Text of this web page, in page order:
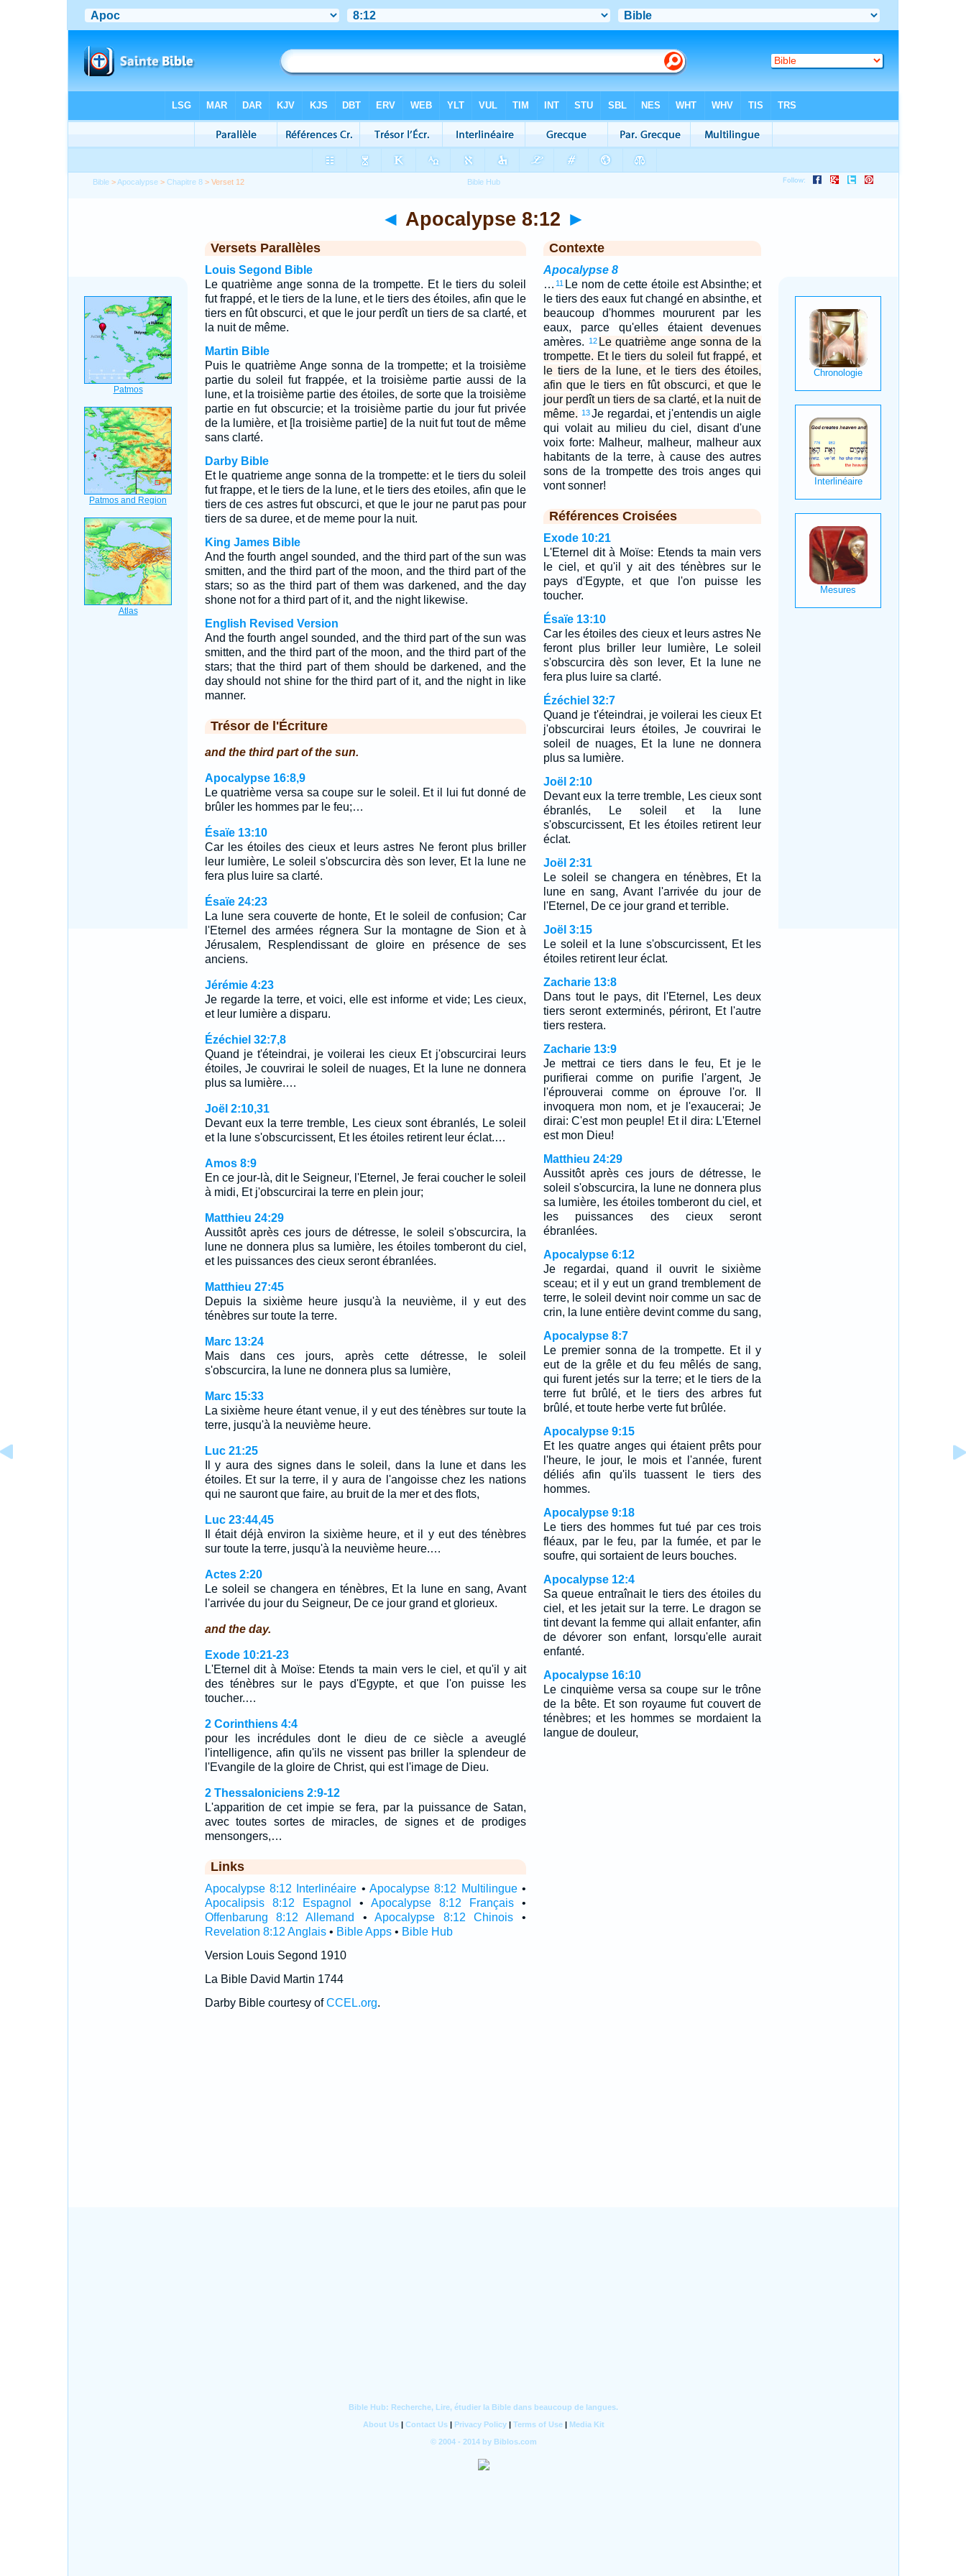
Bible >Apocalypse >Chapitre 8 > Verset 12
◄ Apocalypse 8:12 ►
Versets Parallèles
Louis Segond Bible
Le quatrième ange sonna de la trompette. Et le tiers du soleil
fut frappé, et le tiers de la lune, et le tiers des étoiles, afin que le
tiers en fût obscurci, et que le jour perdît un tiers de sa clarté, et
la nuit de même.
Martin Bible
Puis le quatrième Ange sonna de la trompette; et la troisième
partie du soleil fut frappée, et la troisième partie aussi de la
lune, et la troisième partie des étoiles, de sorte que la troisième
partie en fut obscurcie; et la troisième partie du jour fut privée
de la lumière, et [la troisième partie] de la nuit fut tout de même
sans clarté.
Darby Bible
Et le quatrieme ange sonna de la trompette: et le tiers du soleil
fut frappe, et le tiers de la lune, et le tiers des etoiles, afin que le
tiers de ces astres fut obscurci, et que le jour ne parut pas pour
tiers de sa duree, et de meme pour la nuit.
King James Bible
And the fourth angel sounded, and the third part of the sun was
smitten, and the third part of the moon, and the third part of the
stars; so as the third part of them was darkened, and the day
shone not for a third part of it, and the night likewise.
English Revised Version
And the fourth angel sounded, and the third part of the sun was
smitten, and the third part of the moon, and the third part of the
stars; that the third part of them should be darkened, and the
day should not shine for the third part of it, and the night in like
manner.
Trésor de l'Écriture
and the third part of the sun.
Apocalypse 16:8,9
Le quatrième versa sa coupe sur le soleil. Et il lui fut donné de
brûler les hommes par le feu;…
Ésaïe 13:10
Car les étoiles des cieux et leurs astres Ne feront plus briller
leur lumière, Le soleil s'obscurcira dès son lever, Et la lune ne
fera plus luire sa clarté.
Ésaïe 24:23
La lune sera couverte de honte, Et le soleil de confusion; Car
l'Eternel des armées régnera Sur la montagne de Sion et à
Jérusalem, Resplendissant de gloire en présence de ses
anciens.
Jérémie 4:23
Je regarde la terre, et voici, elle est informe et vide; Les cieux,
et leur lumière a disparu.
Ézéchiel 32:7,8
Quand je t'éteindrai, je voilerai les cieux Et j'obscurcirai leurs
étoiles, Je couvrirai le soleil de nuages, Et la lune ne donnera
plus sa lumière.…
Joël 2:10,31
Devant eux la terre tremble, Les cieux sont ébranlés, Le soleil
et la lune s'obscurcissent, Et les étoiles retirent leur éclat.…
Amos 8:9
En ce jour-là, dit le Seigneur, l'Eternel, Je ferai coucher le soleil
à midi, Et j'obscurcirai la terre en plein jour;
Matthieu 24:29
Aussitôt après ces jours de détresse, le soleil s'obscurcira, la
lune ne donnera plus sa lumière, les étoiles tomberont du ciel,
et les puissances des cieux seront ébranlées.
Matthieu 27:45
Depuis la sixième heure jusqu'à la neuvième, il y eut des
ténèbres sur toute la terre.
Marc 13:24
Mais dans ces jours, après cette détresse, le soleil
s'obscurcira, la lune ne donnera plus sa lumière,
Marc 15:33
La sixième heure étant venue, il y eut des ténèbres sur toute la
terre, jusqu'à la neuvième heure.
Luc 21:25
Il y aura des signes dans le soleil, dans la lune et dans les
étoiles. Et sur la terre, il y aura de l'angoisse chez les nations
qui ne sauront que faire, au bruit de la mer et des flots,
Luc 23:44,45
Il était déjà environ la sixième heure, et il y eut des ténèbres
sur toute la terre, jusqu'à la neuvième heure.…
Actes 2:20
Le soleil se changera en ténèbres, Et la lune en sang, Avant
l'arrivée du jour du Seigneur, De ce jour grand et glorieux.
and the day.
Exode 10:21-23
L'Eternel dit à Moïse: Etends ta main vers le ciel, et qu'il y ait
des ténèbres sur le pays d'Egypte, et que l'on puisse les
toucher.…
2 Corinthiens 4:4
pour les incrédules dont le dieu de ce siècle a aveuglé
l'intelligence, afin qu'ils ne vissent pas briller la splendeur de
l'Evangile de la gloire de Christ, qui est l'image de Dieu.
2 Thessaloniciens 2:9-12
L'apparition de cet impie se fera, par la puissance de Satan,
avec toutes sortes de miracles, de signes et de prodiges
mensongers,…
Links
Apocalypse 8:12 Interlinéaire • Apocalypse 8:12 Multilingue•
Apocalipsis 8:12 Espagnol
• Apocalypse 8:12 Français•
Offenbarung 8:12 Allemand
•Apocalypse 8:12 Chinois •
Revelation 8:12 Anglais• Bible Apps• Bible Hub
Version Louis Segond 1910
La Bible David Martin 1744
Darby Bible courtesy ofCCEL.org.
Contexte
Apocalypse 8
… 11 Le nom de cette étoile est Absinthe; et
le tiers des eaux fut changé en absinthe, et
beaucoup d'hommes moururent par les
eaux, parce qu'elles étaient devenues
amères.
12 Le quatrième ange sonna de la
trompette. Et le tiers du soleil fut frappé, et
le tiers de la lune, et le tiers des étoiles,
afin que le tiers en fût obscurci, et que le
jour perdît un tiers de sa clarté, et la nuit de
même. 13Je regardai, et j'entendis un aigle
qui volait au milieu du ciel, disant d'une
voix forte: Malheur, malheur, malheur aux
habitants de la terre, à cause des autres
sons de la trompette des trois anges qui
vont sonner!
Références Croisées
Exode 10:21
L'Eternel dit à Moïse: Etends ta main vers
le ciel, et qu'il y ait des ténèbres sur le
pays d'Egypte, et que l'on puisse les
toucher.
Ésaïe 13:10
Car les étoiles des cieux et leurs astres Ne
feront plus briller leur lumière, Le soleil
s'obscurcira dès son lever, Et la lune ne
fera plus luire sa clarté.
Ézéchiel 32:7
Quand je t'éteindrai, je voilerai les cieux Et
j'obscurcirai leurs étoiles, Je couvrirai le
soleil de nuages, Et la lune ne donnera
plus sa lumière.
Joël 2:10
Devant eux la terre tremble, Les cieux sont
ébranlés, Le soleil et la lune
s'obscurcissent, Et les étoiles retirent leur
éclat.
Joël 2:31
Le soleil se changera en ténèbres, Et la
lune en sang, Avant l'arrivée du jour de
l'Eternel, De ce jour grand et terrible.
Joël 3:15
Le soleil et la lune s'obscurcissent, Et les
étoiles retirent leur éclat.
Zacharie 13:8
Dans tout le pays, dit l'Eternel, Les deux
tiers seront exterminés, périront, Et l'autre
tiers restera.
Zacharie 13:9
Je mettrai ce tiers dans le feu, Et je le
purifierai comme on purifie l'argent, Je
l'éprouverai comme on éprouve l'or. Il
invoquera mon nom, et je l'exaucerai; Je
dirai: C'est mon peuple! Et il dira: L'Eternel
est mon Dieu!
Matthieu 24:29
Aussitôt après ces jours de détresse, le
soleil s'obscurcira, la lune ne donnera plus
sa lumière, les étoiles tomberont du ciel, et
les puissances des cieux seront
ébranlées.
Apocalypse 6:12
Je regardai, quand il ouvrit le sixième
sceau; et il y eut un grand tremblement de
terre, le soleil devint noir comme un sac de
crin, la lune entière devint comme du sang,
Apocalypse 8:7
Le premier sonna de la trompette. Et il y
eut de la grêle et du feu mêlés de sang,
qui furent jetés sur la terre; et le tiers de la
terre fut brûlé, et le tiers des arbres fut
brûlé, et toute herbe verte fut brûlée.
Apocalypse 9:15
Et les quatre anges qui étaient prêts pour
l'heure, le jour, le mois et l'année, furent
déliés afin qu'ils tuassent le tiers des
hommes.
Apocalypse 9:18
Le tiers des hommes fut tué par ces trois
fléaux, par le feu, par la fumée, et par le
soufre, qui sortaient de leurs bouches.
Apocalypse 12:4
Sa queue entraînait le tiers des étoiles du
ciel, et les jetait sur la terre. Le dragon se
tint devant la femme qui allait enfanter, afin
de dévorer son enfant, lorsqu'elle aurait
enfanté.
Apocalypse 16:10
Le cinquième versa sa coupe sur le trône
de la bête. Et son royaume fut couvert de
ténèbres; et les hommes se mordaient la
langue de douleur,